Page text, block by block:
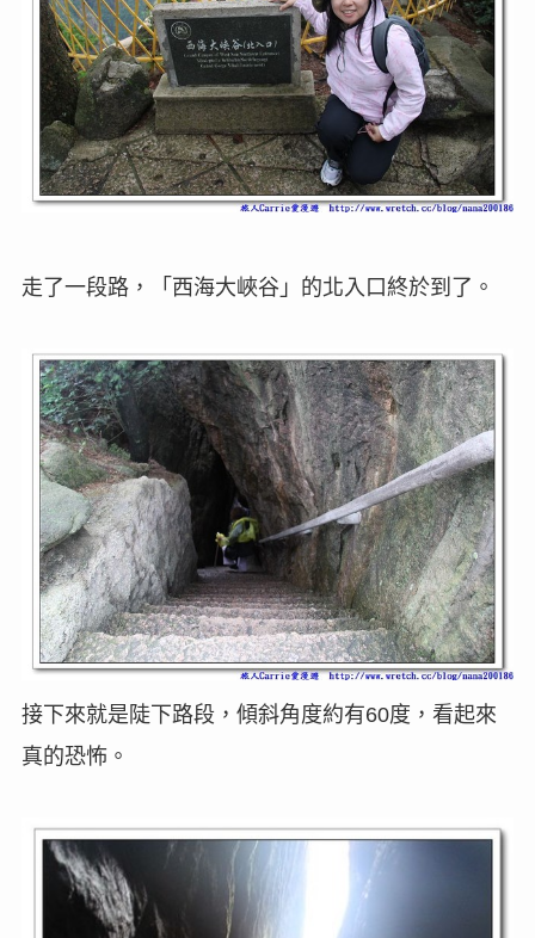
走了一段路，「西海大峽谷」的北入口終於到了。
接下來就是陡下路段，傾斜角度約有60度，看起來
真的恐怖。